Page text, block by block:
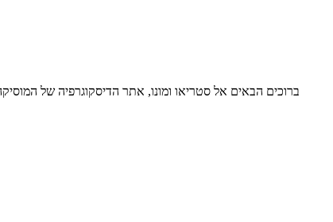
ברוכים הבאים אל סטריאו ומונו, אתר הדיסקוגרפיה של